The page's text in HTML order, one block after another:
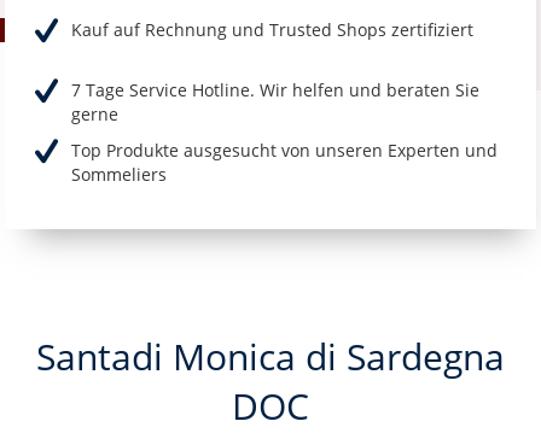
Kauf auf Rechnung und Trusted Shops zertifiziert
7 Tage Service Hotline. Wir helfen und beraten Sie
gerne
Top Produkte ausgesucht von unseren Experten und
Sommeliers
Santadi Monica di Sardegna
DOC